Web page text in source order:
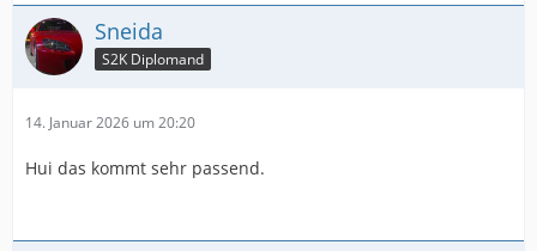
Sneida
S2K Diplomand
14. Januar 2026 um 20:20
Hui das kommt sehr passend.